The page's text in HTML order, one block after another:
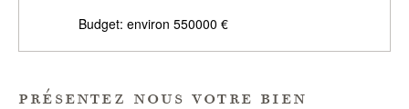
Budget: environ 550000 €
présentez nous votre bien